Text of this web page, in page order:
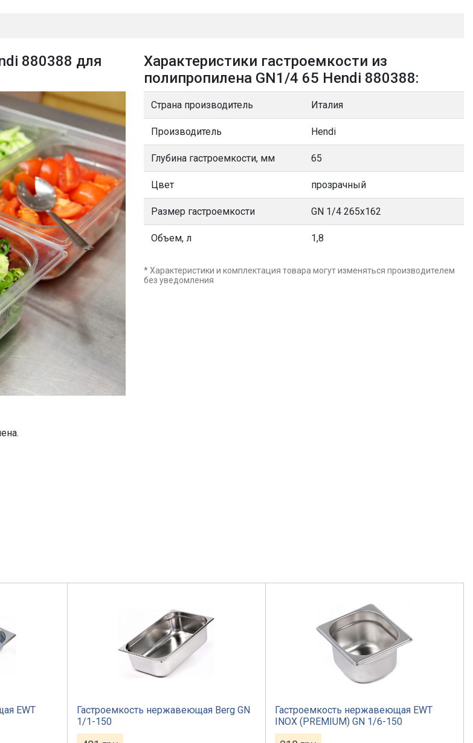
880388 для
Характеристики гастроемкости из
полипропилена GN1/4 65 Hendi 880388:
Страна производитель Италия
Производитель Hendi
Глубина гастроемкости, мм 65
Цвет прозрачный
Размер гастроемкости GN 1/4 265x162
Объем, л 1,8
* Характеристики и комплектация товара могут изменяться производителем
без уведомления
EWT
Гастроемкость нержавеющая Berg GN
1/1-150
Гастроемкость нержавеющая EWT
INOX (PREMIUM) GN 1/6-150